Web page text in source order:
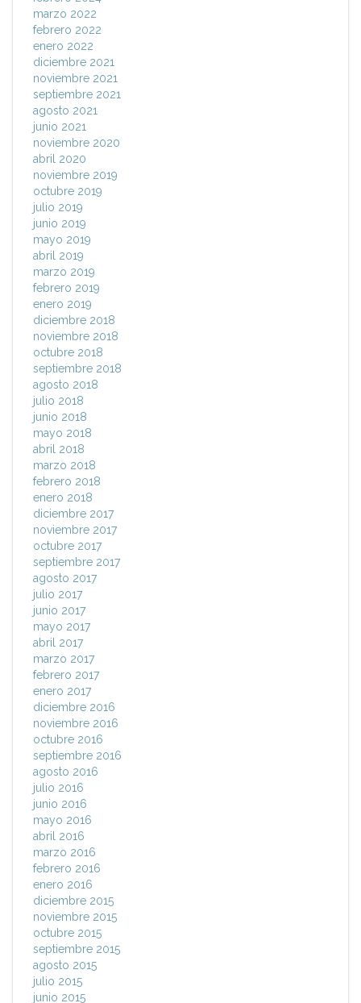
marzo 2022
febrero 2022
enero 2022
diciembre 2021
noviembre 2021
septiembre 2021
agosto 2021
junio 2021
noviembre 2020
abril 2020
noviembre 2019
octubre 2019
julio 2019
junio 2019
mayo 2019
abril 2019
marzo 2019
febrero 2019
enero 2019
diciembre 2018
noviembre 2018
octubre 2018
septiembre 2018
agosto 2018
julio 2018
junio 2018
mayo 2018
abril 2018
marzo 2018
febrero 2018
enero 2018
diciembre 2017
noviembre 2017
octubre 2017
septiembre 2017
agosto 2017
julio 2017
junio 2017
mayo 2017
abril 2017
marzo 2017
febrero 2017
enero 2017
diciembre 2016
noviembre 2016
octubre 2016
septiembre 2016
agosto 2016
julio 2016
junio 2016
mayo 2016
abril 2016
marzo 2016
febrero 2016
enero 2016
diciembre 2015
noviembre 2015
octubre 2015
septiembre 2015
agosto 2015
julio 2015
junio 2015